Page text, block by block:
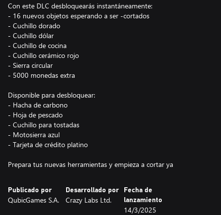
Con este DLC desbloquearás instantáneamente:
- 16 nuevos objetos esperando a ser -cortados
- Cuchillo dorado
- Cuchillo dólar
- Cuchillo de cocina
- Cuchillo cerámico rojo
- Sierra circular
- 5000 monedas extra
Disponible para desbloquear:
- Hacha de carbono
- Hoja de pescado
- Cuchillo para tostadas
- Motosierra azul
- Tarjeta de crédito platino
Prepara tus nuevas herramientas y empieza a cortar ya
Publicado por
QubicGames S.A.
Desarrollado por
Crazy Labs Ltd.
Fecha de
lanzamiento
14/3/2025